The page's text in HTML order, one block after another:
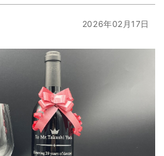
2026年02月17日